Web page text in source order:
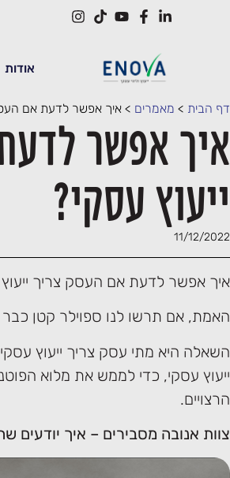
אודות
דף הבית > מאמרים > איך אפשר לדעת אם
איך אפשר
ייעוץ עסקי?
11/12/2022
איך אפשר לדעת אם העסק צריך
האמת, אם תרשו לנו ספוילר קטן
השאלה היא מתי עסק צריך ייעוץ
ייעוץ עסקי, כדי לממש את מלוא
הרצויים.
צוות אנובה מסבירים – איך יודעים